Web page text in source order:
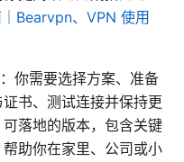
Bearvpn、VPN 使用
你需要选择方案、准备
书、测试连接并保持更
落地的版本，包含关键
助你在家里、公司或小